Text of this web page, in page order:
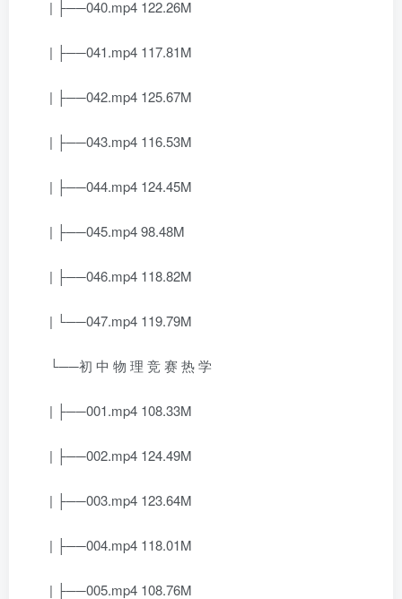
| ├──040.mp4 122.26M
| ├──041.mp4 117.81M
| ├──042.mp4 125.67M
| ├──043.mp4 116.53M
| ├──044.mp4 124.45M
| ├──045.mp4 98.48M
| ├──046.mp4 118.82M
| └──047.mp4 119.79M
└──初 中 物 理 竞 赛 热 学
| ├──001.mp4 108.33M
| ├──002.mp4 124.49M
| ├──003.mp4 123.64M
| ├──004.mp4 118.01M
| ├──005.mp4 108.76M